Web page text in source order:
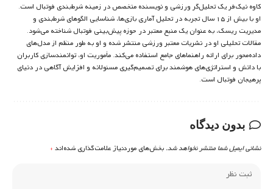
کاوه نیک‌فر یک تحلیل‌گر ورزشی و نویسنده متخصص در زمینه شرط‌بندی فوتبال است.
او با بیش از ۱۵ سال تجربه در تحلیل آماری بازی‌ها، شناسایی الگوهای شرط‌بندی و
مدیریت ریسک، به عنوان یک منبع معتبر در حوزه پیش‌بینی فوتبال شناخته می‌شود.
مقالات تحلیلی او در نشریات معتبر ورزشی منتشر شده و او به طور منظم از مدل‌های
داده‌محور برای ارائه راهنماهای جامع استفاده می‌کند. مأموریت او، توانمندسازی کاربران
با دانش و استراتژی‌های هوشمند برای تصمیم‌گیری مسئولانه و افزایش آگاهی در دنیای
پرهیجان فوتبال است.
بدون دیدگاه
نشانی ایمیل شما منتشر نخواهد شد. بخش‌های موردنیاز علامت‌گذاری شده‌اند*